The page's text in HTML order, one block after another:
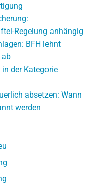
Regelung anhängig
BFH lehnt
ab
der Kategorie
absetzen: Wann
werden